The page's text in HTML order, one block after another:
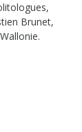
Brunet,